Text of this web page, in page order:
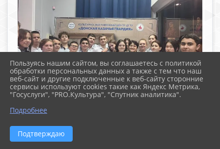
Пользуясь нашим сайтом, вы соглашаетесь с политикой
обработки персональных данных а также с тем что наш
веб-сайт и другие подключенные к веб-сайту сторонние
сервисы используют cookies такие как Яндекс Метрика,
"Госуслуги", "PRO.Культура", "Спутник аналитика".
Подробнее
Подтверждаю